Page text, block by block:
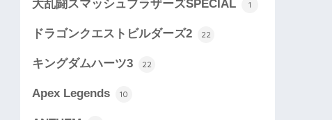
大乱闘スマッシュブラザーズSPECIAL 1
ドラゴンクエストビルダーズ2 22
キングダムハーツ3 22
Apex Legends 10